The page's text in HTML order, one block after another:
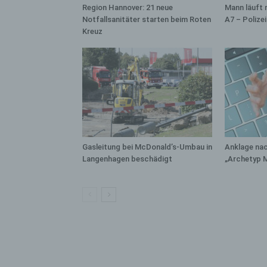
Region Hannover: 21 neue
Notfallsanitäter starten beim Roten
Kreuz
Mann läuft
A7 –
Gasleitung bei McDonald’s-Umbau in
Langenhagen beschädigt
Anklage
„Archetyp
f)